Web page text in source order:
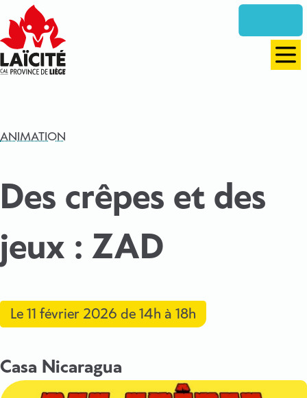
directement
vers
le
contenu
ANIMATION
Des crêpes et des
jeux : ZAD
Le 11 février 2026 de 14h à 18h
Casa Nicaragua